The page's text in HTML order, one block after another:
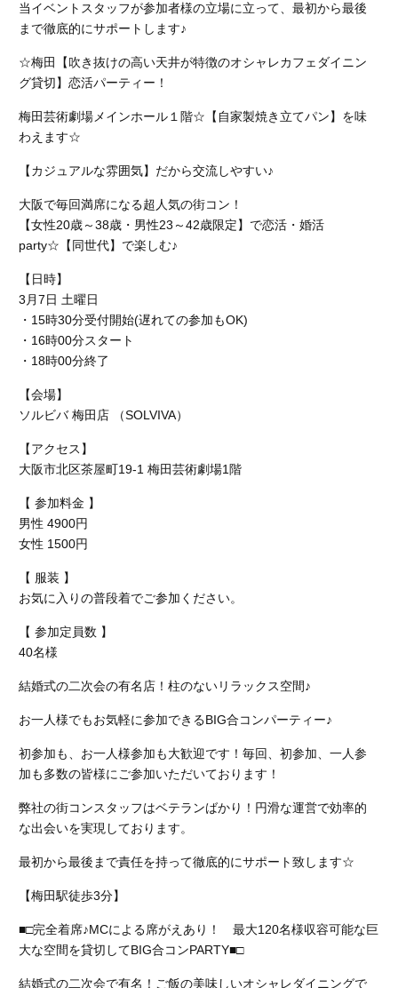
当イベントスタッフが参加者様の立場に立って、最初から最後
まで徹底的にサポートします♪
☆梅田【吹き抜けの高い天井が特徴のオシャレカフェダイニン
グ貸切】恋活パーティー！
梅田芸術劇場メインホール１階☆【自家製焼き立てパン】を味
わえます☆
【カジュアルな雰囲気】だから交流しやすい♪
大阪で毎回満席になる超人気の街コン！
【女性20歳～38歳・男性23～42歳限定】で恋活・婚活
party☆【同世代】で楽しむ♪
【日時】
3月7日 土曜日
・15時30分受付開始(遅れての参加もOK)
・16時00分スタート
・18時00分終了
【会場】
ソルビバ 梅田店 （SOLVIVA）
【アクセス】
大阪市北区茶屋町19-1 梅田芸術劇場1階
【 参加料金 】
男性 4900円
女性 1500円
【 服装 】
お気に入りの普段着でご参加ください。
【 参加定員数 】
40名様
結婚式の二次会の有名店！柱のないリラックス空間♪
お一人様でもお気軽に参加できるBIG合コンパーティー♪
初参加も、お一人様参加も大歓迎です！毎回、初参加、一人参
加も多数の皆様にご参加いただいております！
弊社の街コンスタッフはベテランばかり！円滑な運営で効率的
な出会いを実現しております。
最初から最後まで責任を持って徹底的にサポート致します☆
【梅田駅徒歩3分】
■□完全着席♪MCによる席がえあり！ 最大120名様収容可能な巨
大な空間を貸切してBIG合コンPARTY■□
結婚式の二次会で有名！ご飯の美味しいオシャレダイニングで